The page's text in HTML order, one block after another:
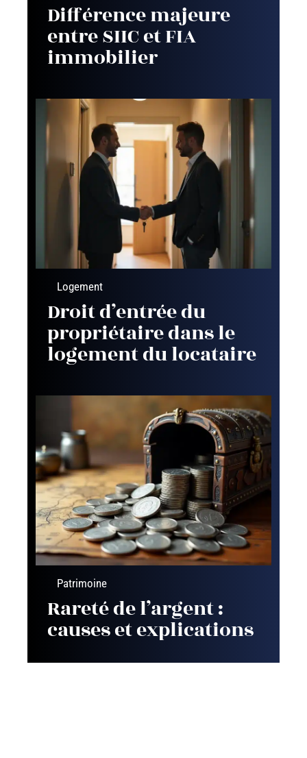
Différence majeure
entre SIIC et FIA
immobilier
Logement
Droit d’entrée du
propriétaire dans le
logement du locataire
Patrimoine
Rareté de l’argent :
causes et explications